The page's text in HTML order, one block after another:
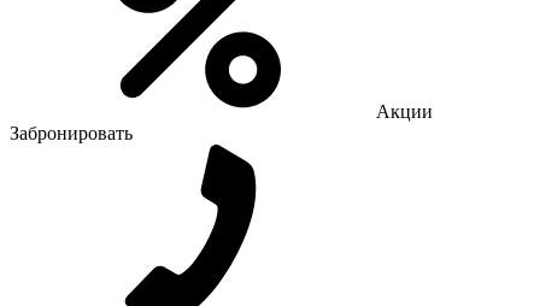
Акции
Забронировать